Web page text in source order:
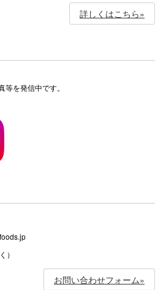
詳しくはこちら»
を発信中です。
）
お問い合わせフォーム»